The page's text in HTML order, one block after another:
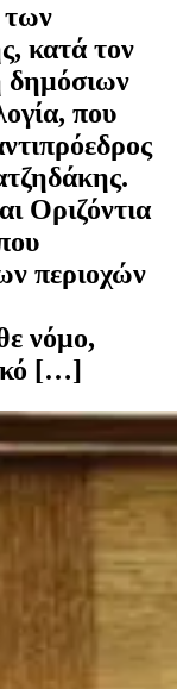
των
κατά τον
δημόσιων
που
Οριζόντια
περιοχών
νόμο,
[…]